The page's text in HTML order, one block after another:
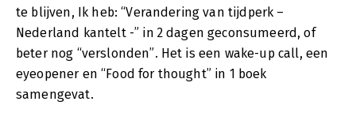
te blijven, Ik heb: “Verandering van tijdperk –
Nederland kantelt -” in 2 dagen geconsumeerd, of
beter nog “verslonden”. Het is een wake-up call, een
eyeopener en “Food for thought” in 1 boek
samengevat.